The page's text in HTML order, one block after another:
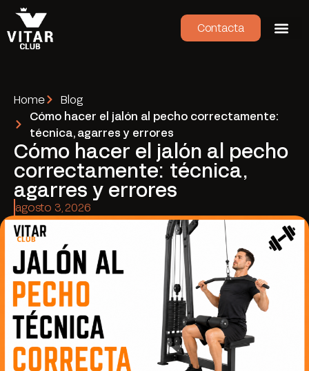
Contacta
Home
Blog
Cómo hacer el jalón al pecho correctamente:
técnica, agarres y errores
Cómo hacer el jalón al pecho
correctamente: técnica,
agarres y errores
agosto 3, 2026